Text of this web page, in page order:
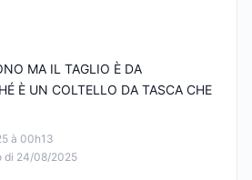
à 00h13
di 24/08/2025
MA IL TAGLIO È DA
È UN COLTELLO DA TASCA CHE